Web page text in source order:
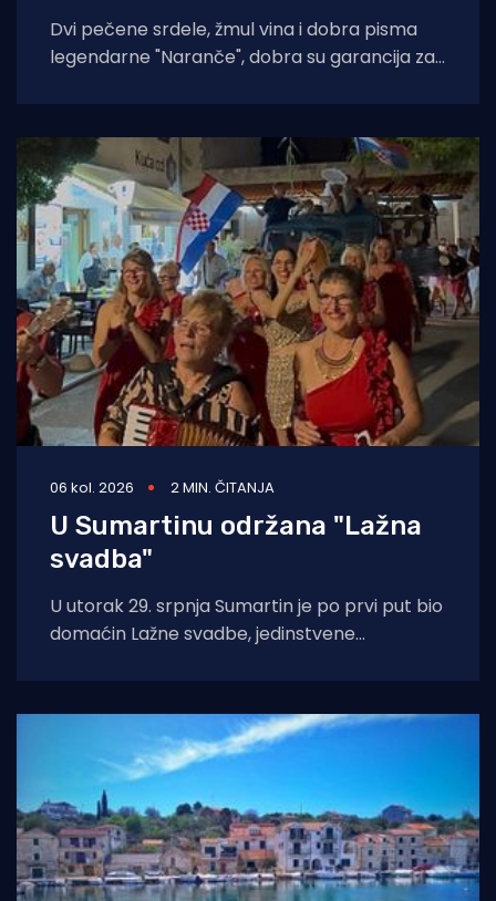
Dvi pečene srdele, žmul vina i dobra pisma
legendarne "Naranče", dobra su garancija za
06 kol. 2026 2 MIN. ČITANJA
U Sumartinu održana "Lažna
svadba"
U utorak 29. srpnja Sumartin je po prvi put bio
domaćin Lažne svadbe, jedinstvene